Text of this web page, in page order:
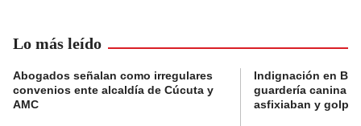
Lo más leído
Abogados señalan como irregulares
convenios ente alcaldía de Cúcuta y
AMC
Indignación en
guardería canina
asfixiaban y